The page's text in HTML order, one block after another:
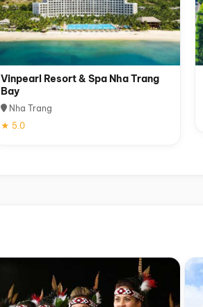
Vinpearl Resort & Spa Nha Trang
Bay
Nha Trang
★ 5.0